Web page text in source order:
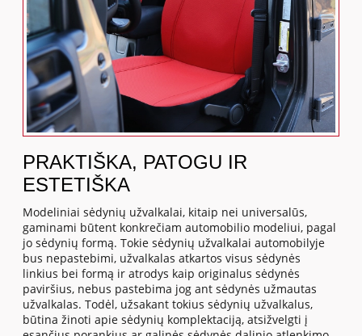
PRAKTIŠKA, PATOGU IR
ESTETIŠKA
Modeliniai sėdynių užvalkalai, kitaip nei universalūs,
gaminami būtent konkrečiam automobilio modeliui, pagal
jo sėdynių formą. Tokie sėdynių užvalkalai automobilyje
bus nepastebimi, užvalkalas atkartos visus sėdynės
linkius bei formą ir atrodys kaip originalus sėdynės
paviršius, nebus pastebima jog ant sėdynės užmautas
užvalkalas. Todėl, užsakant tokius sėdynių užvalkalus,
būtina žinoti apie sėdynių komplektaciją, atsižvelgti į